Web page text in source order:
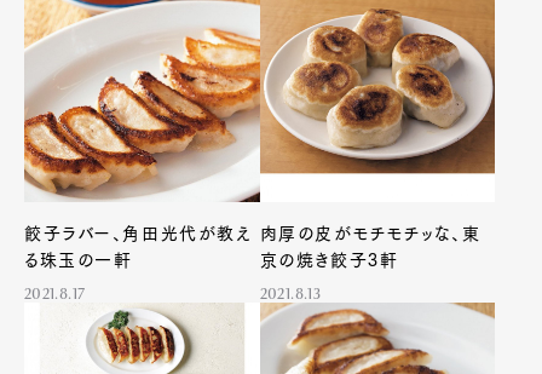
Pen Meet
Pen international Pen tw
餃子ラバー、角田光代が教え
る珠玉の一軒
2021.8.17
肉厚の皮がモチモチッな、東
京の焼き餃子3軒
2021.8.13